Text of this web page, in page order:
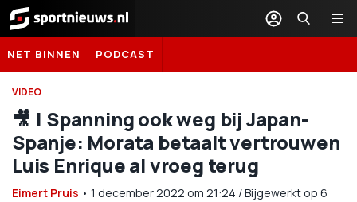
Sportnieuws.nl
NET BINNEN PODCAST
VIDEO
🎥 | Spanning ook weg bij Japan-
Spanje: Morata betaalt vertrouwen
Luis Enrique al vroeg terug
Eimert Pruis • 1 december 2022 om 21:24 /Bijgewerkt op 6